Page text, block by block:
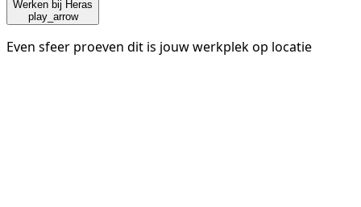
Werken bij Heras
play_arrow
Even sfeer proeven dit is jouw werkplek op locatie